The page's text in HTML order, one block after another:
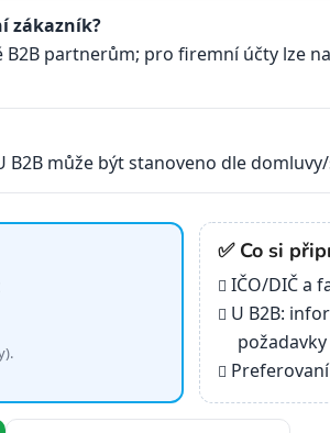
zákazník?
B2B partnerům; pro firemní účty lze
může být stanoveno dle
✅ Co si
IČO/DIČ a
U B2B: